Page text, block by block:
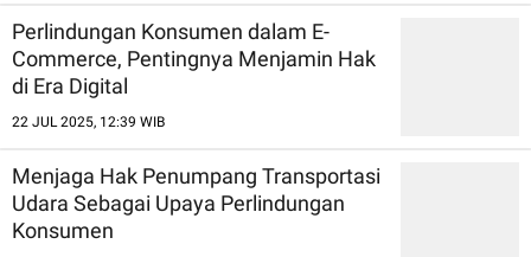
Perlindungan Konsumen dalam E-
Commerce, Pentingnya Menjamin Hak
di Era Digital
22 JUL 2025, 12:39 WIB
Menjaga Hak Penumpang Transportasi
Udara Sebagai Upaya Perlindungan
Konsumen